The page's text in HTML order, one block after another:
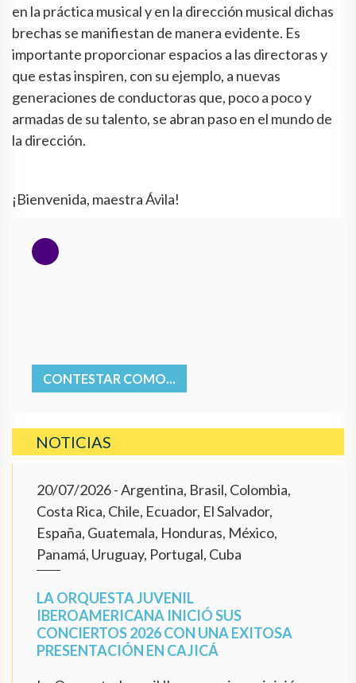
en la práctica musical y en la dirección musical dichas
brechas se manifiestan de manera evidente. Es
importante proporcionar espacios a las directoras y
que estas inspiren, con su ejemplo, a nuevas
generaciones de conductoras que, poco a poco y
armadas de su talento, se abran paso en el mundo de
la dirección.
¡Bienvenida, maestra Ávila!
CONTESTAR COMO...
NOTICIAS
20/07/2026- Argentina, Brasil, Colombia,
Costa Rica, Chile, Ecuador, El Salvador,
España, Guatemala, Honduras, México,
Panamá, Uruguay, Portugal, Cuba
LA ORQUESTA JUVENIL
IBEROAMERICANA INICIÓ SUS
CONCIERTOS 2026 CON UNA EXITOSA
PRESENTACIÓN EN CAJICÁ